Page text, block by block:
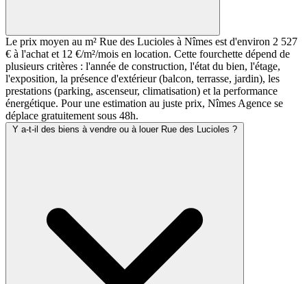
Le prix moyen au m² Rue des Lucioles à Nîmes est d'environ 2 527
€ à l'achat et 12 €/m²/mois en location. Cette fourchette dépend de
plusieurs critères : l'année de construction, l'état du bien, l'étage,
l'exposition, la présence d'extérieur (balcon, terrasse, jardin), les
prestations (parking, ascenseur, climatisation) et la performance
énergétique. Pour une estimation au juste prix, Nîmes Agence se
déplace gratuitement sous 48h.
Y a-t-il des biens à vendre ou à louer Rue des Lucioles ?